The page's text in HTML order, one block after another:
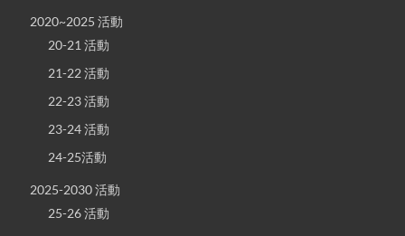
2020~2025 活動
20-21 活動
21-22 活動
22-23 活動
23-24 活動
24-25活動
2025-2030 活動
25-26 活動